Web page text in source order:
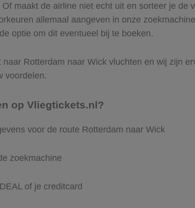
maakt de airline niet echt uit en sorteer je
allemaal aangeven in onze
optie om dit eventueel bij te boeken.
Rotterdam naar Wick vluchten en wij zijn
voordelen.
op Vliegtickets.nl?
voor de route Rotterdam naar Wick
zoekmachine
of je creditcard